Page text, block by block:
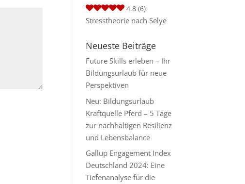
4.8 (6)
Stresstheorie nach Selye
Neueste Beiträge
Future Skills erleben – Ihr
Bildungsurlaub für neue
Perspektiven
Neu: Bildungsurlaub
Kraftquelle Pferd – 5 Tage
zur nachhaltigen Resilienz
und Lebensbalance
Gallup Engagement Index
Deutschland 2024: Eine
Tiefenanalyse für die